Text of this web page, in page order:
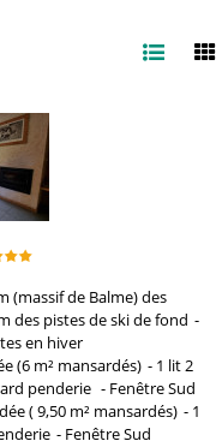
(massif de Balme)des
des pistes de ski de fond
en hiver
(6 m² mansardés) 1 lit 2
penderie FenêtreSud
( 9,50 m² mansardés)
1
FenêtreSud